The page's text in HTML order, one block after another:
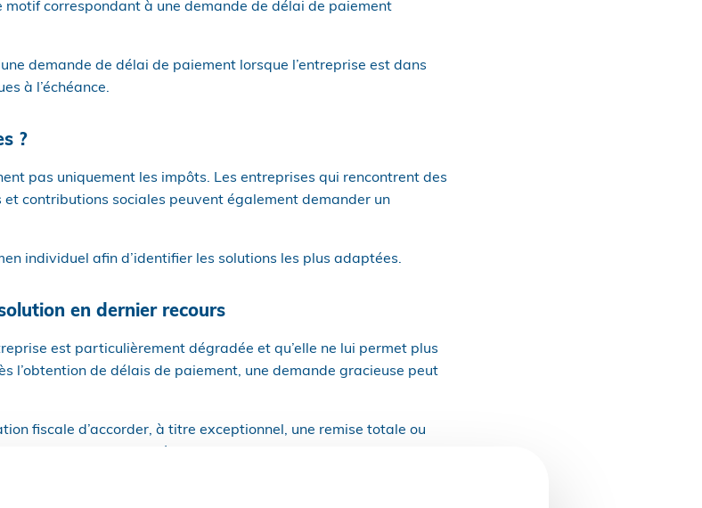
motif correspondant à une demande de délai de paiement
demande de délai de paiement lorsque l’entreprise est dans
à l’échéance.
?
pas uniquement les impôts. Les entreprises qui rencontrent des
contributions sociales peuvent également demander un
individuel afin d’identifier les solutions les plus adaptées.
en dernier recours
est particulièrement dégradée et qu’elle ne lui permet plus
l’obtention de délais de paiement, une demande gracieuse peut
fiscale d’accorder, à titre exceptionnel, une remise totale ou